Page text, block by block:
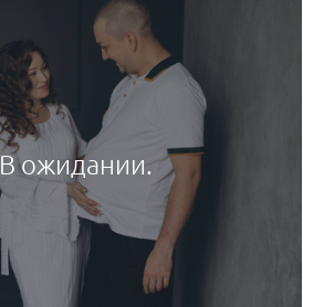
В ожидании.